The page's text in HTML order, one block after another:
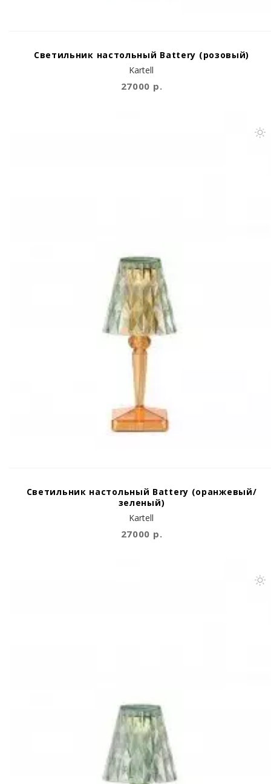
Kartell
Светильник настольный Battery (розовый)
27000 р.
Kartell
Светильник настольный Battery (оранжевый/
зеленый)
27000 р.